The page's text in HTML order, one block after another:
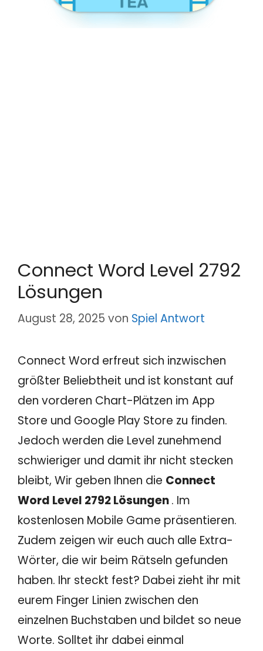
Connect Word Level 2792
Lösungen
August 28, 2025 von Spiel Antwort
Connect Word erfreut sich inzwischen
größter Beliebtheit und ist konstant auf
den vorderen Chart-Plätzen im App
Store und Google Play Store zu finden.
Jedoch werden die Level zunehmend
schwieriger und damit ihr nicht stecken
bleibt, Wir geben Ihnen die Connect
Word Level 2792 Lösungen. Im
kostenlosen Mobile Game präsentieren.
Zudem zeigen wir euch auch alle Extra-
Wörter, die wir beim Rätseln gefunden
haben. Ihr steckt fest? Dabei zieht ihr mit
eurem Finger Linien zwischen den
einzelnen Buchstaben und bildet so neue
Worte. Solltet ihr dabei einmal